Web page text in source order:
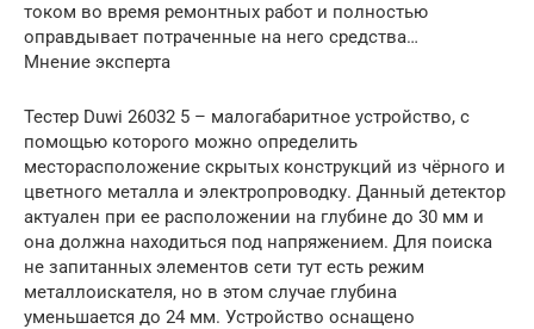
током во время ремонтных работ и полностью
оправдывает потраченные на него средства…
Мнение эксперта
Тестер Duwi 26032 5 – малогабаритное устройство, с
помощью которого можно определить
месторасположение скрытых конструкций из чёрного и
цветного металла и электропроводку. Данный детектор
актуален при ее расположении на глубине до 30 мм и
она должна находиться под напряжением. Для поиска
не запитанных элементов сети тут есть режим
металлоискателя, но в этом случае глубина
уменьшается до 24 мм. Устройство оснащено